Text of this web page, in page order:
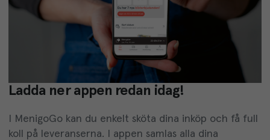
Ladda ner appen redan idag!
I MenigoGo kan du enkelt sköta dina inköp och få full
koll på leveranserna. I appen samlas alla dina